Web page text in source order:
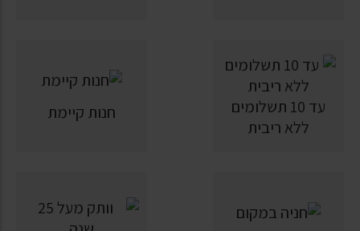
עד 10 תשלומים
ללא ריבית
חנות קיימת